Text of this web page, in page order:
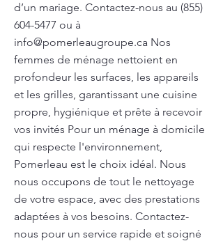
d’un mariage. Contactez-nous au (855)
604-5477 ou à
info@pomerleaugroupe.ca Nos
femmes de ménage nettoient en
profondeur les surfaces, les appareils
et les grilles, garantissant une cuisine
propre, hygiénique et prête à recevoir
vos invités Pour un ménage à domicile
qui respecte l'environnement,
Pomerleau est le choix idéal. Nous
nous occupons de tout le nettoyage
de votre espace, avec des prestations
adaptées à vos besoins. Contactez-
nous pour un service rapide et soigné